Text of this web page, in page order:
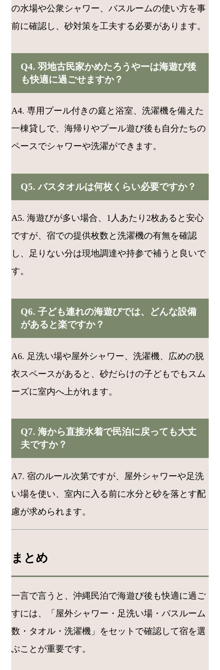
の水場や公衆シャワー、バスルームの使い方を事
前に確認し、砂対策を工夫する必要があります。
Q4. 羽地古民家かめたろうやーは海遊び後
も快適に過ごせますか？
A4. 専用プール付きの庭と浴室、洗濯機を備えた
一棟貸しで、海帰りやプール遊び後も自分たちの
ペースでシャワーや洗濯ができます。
Q5. バスタオルは何枚くらい必要ですか？
A5. 海遊びが多い場合、1人あたり2枚あると安心
ですが、宿での提供枚数と洗濯機の有無を確認
し、足りない分は現地調達や持参で補うと良いで
す。
Q6. 子ども連れの海遊びでは、どんな設備
があると楽ですか？
A6. 足洗い場や屋外シャワー、洗濯機、広めの脱
衣スペースがあると、砂だらけの子どもでもスム
ーズに室内へ上がれます。
Q7. 海から直接水着で民泊に戻っても大丈
夫ですか？
A7. 宿のルール次第ですが、屋外シャワーや足洗
い場を使い、室内に入る前に水分と砂を落とす配
慮が求められます。
まとめ
一言で言うと、沖縄民泊で海遊び後も快適に過ご
すには、「屋外シャワー・足洗い場・バスルーム
数・タオル・洗濯機」をセットで確認して宿を選
ぶことが重要です。